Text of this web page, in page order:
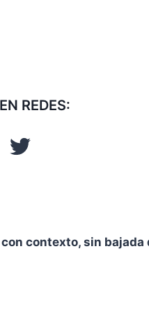
REDES:
contexto, sin bajada